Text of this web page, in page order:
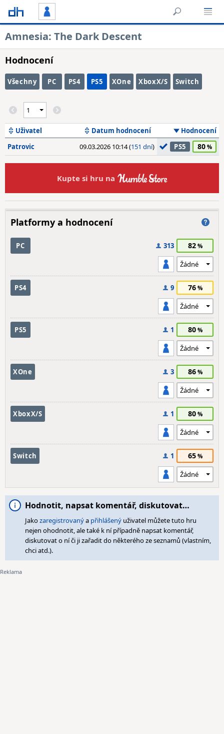
Amnesia: The Dark Descent
Hodnocení
Všechny PC PS4 PS5 XOne XboxX/S Switch
Uživatel Datum hodnocení
Hodnocení
Patrovic
09.03.2026 10:14 (151 dní) PS5 80
Kupte si hru na
Platformy a hodnocení
PC 313 82
PS4 9 76
PS5 1 80
XOne 3 86
XboxX/S 1 80
Switch 1 65
Hodnotit, napsat komentář, diskutovat…
Jakozaregistrovanýa přihlášený uživatel můžete tuto hru
nejen ohodnotit, ale také k ní případně napsat komentář,
diskutovat o ní či ji zařadit do některého ze seznamů (vlastním,
chci atd.).